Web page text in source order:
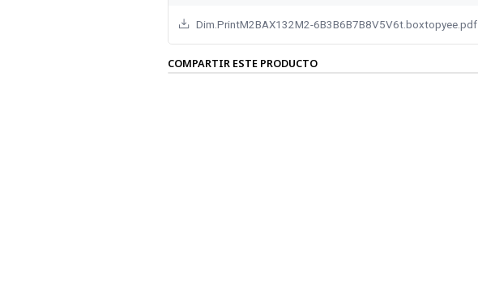
Dim.PrintM2BAX132M2-6B3B6B7B8V5V6t.boxtopyee.pdf
COMPARTIR ESTE PRODUCTO